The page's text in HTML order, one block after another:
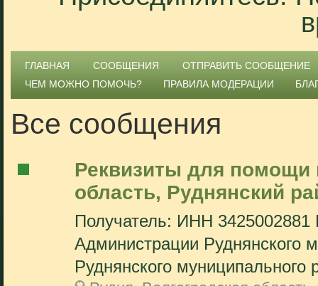
ГЛАВНАЯ СООБЩЕНИЯ
ОТПРАВИТЬ СООБЩЕНИЕ
ЧЕМ МОЖНО ПОМОЧЬ?
ПРАВИЛА МОДЕРАЦИИ
Все сообщения
Реквизиты для помощи
область, Руднянский
Получатель: ИНН
Администрации Руднянского
Руднянского муниципального